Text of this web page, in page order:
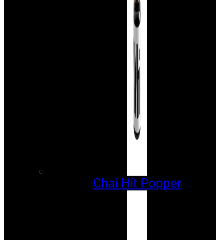
Chai Hít Popper